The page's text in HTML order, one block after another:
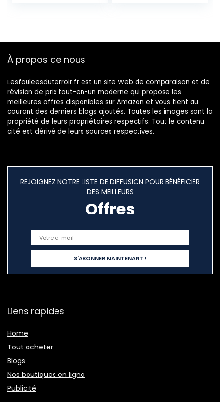
À propos de nous
Lesfouleesduterroir.fr est un site Web de comparaison et de
révision de prix tout-en-un moderne qui propose les
meilleures offres disponibles sur Amazon et vous tient au
courant des derniers blogs ajoutés. Toutes les images sont la
propriété de leurs propriétaires respectifs. Tout le contenu
cité est dérivé de leurs sources respectives.
REJOIGNEZ NOTRE LISTE DE DIFFUSION POUR BÉNÉFICIER
DES MEILLEURS
Offres
Liens rapides
Home
Tout acheter
Blogs
Nos boutiques en ligne
Publicité